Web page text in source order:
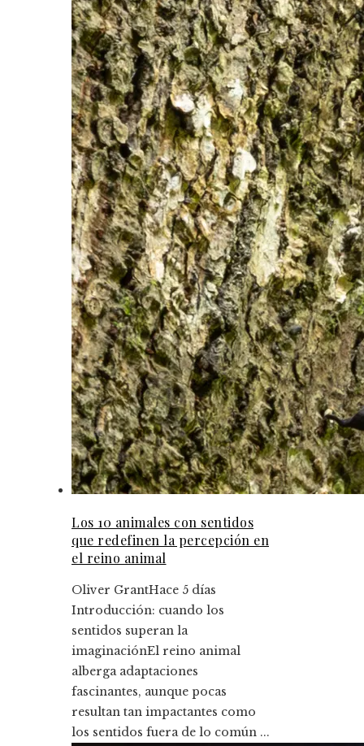
Los 10 animales con sentidos
que redefinen la percepción en
el reino animal
Oliver GrantHace 5 días
Introducción: cuando los
sentidos superan la
imaginaciónEl reino animal
alberga adaptaciones
fascinantes, aunque pocas
resultan tan impactantes como
los sentidos fuera de lo común ...